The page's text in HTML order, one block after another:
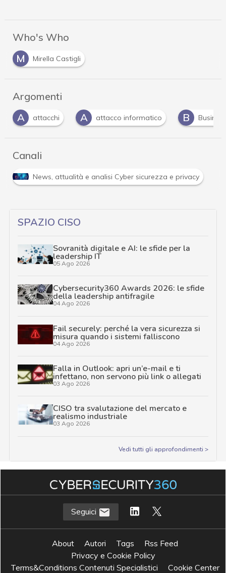
Who's Who
M
Mirella Castigli
Argomenti
A
attacchi A attacco informatico B
Canali
News, attualità e analisi Cyber sicurezza e privacy
SPAZIO CISO
Sovranità digitale e AI: le sfide per la
leadership IT
05 Ago 2026
Cybersecurity360 Awards 2026: le sfide
della leadership antifragile
04 Ago 2026
Fail securely: perché la vera sicurezza si
misura quando i sistemi falliscono
04 Ago 2026
Falla in Outlook: apri un’e-mail e ti
infettano, non servono più link o allegati
03 Ago 2026
CISO tra svalutazione del mercato e
realismo industriale
03 Ago 2026
Vedi tutti gli approfondimenti >
Seguici
About Autori Tags
Rss Feed
Privacy e Cookie Policy
Terms&Conditions Contenuti Specialistici
Cookie Center